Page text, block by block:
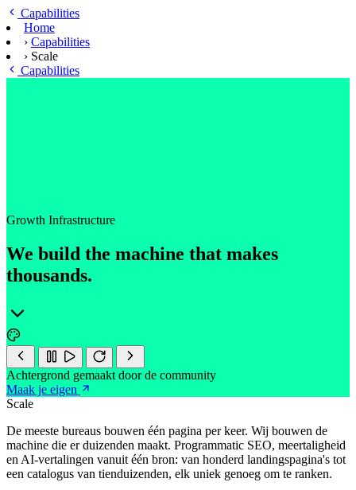
Ga naar hoofdinhoud
Capabilities
Home
› Capabilities
› Scale
Capabilities
Growth Infrastructure
We build the machine that makes
thousands.
Achtergrond gemaakt door de community
Maak je eigen
Scale
De meeste bureaus bouwen één pagina per keer. Wij bouwen de
machine die er duizenden maakt. Programmatic SEO, meertaligheid
en AI-vertalingen vanuit één bron: van honderd landingspagina's tot
een catalogus van tienduizenden, elk uniek genoeg om te ranken.